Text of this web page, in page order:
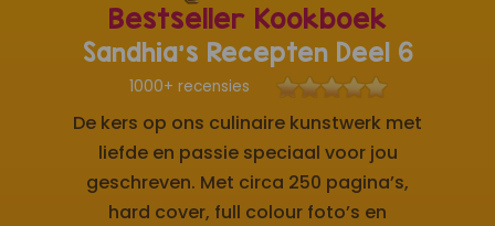
Bestseller Kookboek
Sandhia's Recepten Deel 6
1000+ recensies
De kers op ons culinaire kunstwerk met
liefde en passie speciaal voor jou
geschreven. Met circa 250 pagina’s,
hard cover, full colour foto’s en